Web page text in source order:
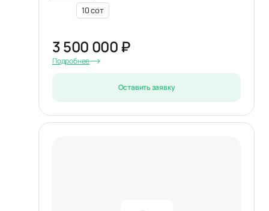
10 сот
3 500 000 ₽
Подробнее
Оставить заявку